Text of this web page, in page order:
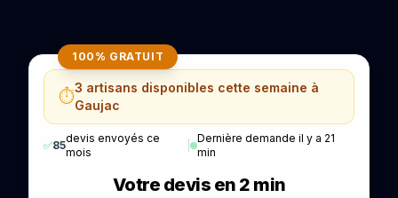
100% GRATUIT
⏱️3 artisans disponibles cette semaine à
Gaujac
✅85
devis envoyés ce
mois
|
Dernière demande il y a 21
min
Votre devis en 2 min